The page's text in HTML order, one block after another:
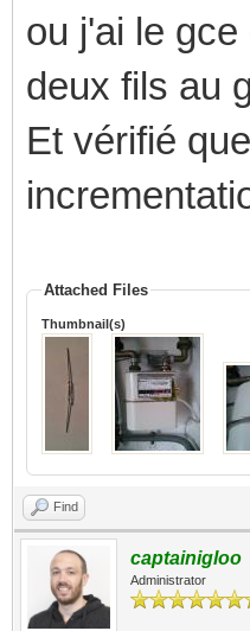
ou j'ai le
deux fils au
Et vérifié
Attached Files
Thumbnail(s)
Find
captainigloo
Administrator